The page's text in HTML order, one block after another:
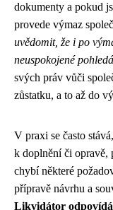
dokumenty a pokud
provede výmaz
uvědomit, že i po
neuspokojené
svých práv vůči
zůstatku, a to až do
V praxi se často
k doplnění či opravě,
chybí některé
přípravě návrhu a
Likvidátor odpovídá